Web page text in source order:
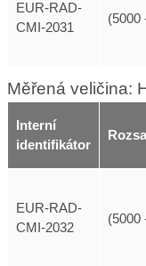
EUR-RAD-
CMI-2031
(5000
Měřená veličina:
Interní
identifikátor
EUR-RAD-
CMI-2032
(5000